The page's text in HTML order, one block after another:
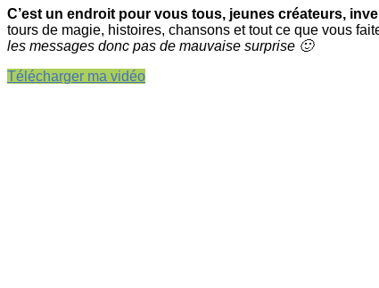
C’est un endroit pour vous tous, jeunes créateurs,
tours de magie, histoires, chansons et tout ce que vous
les messages donc pas de mauvaise surprise 🙂
Télécharger ma vidéo